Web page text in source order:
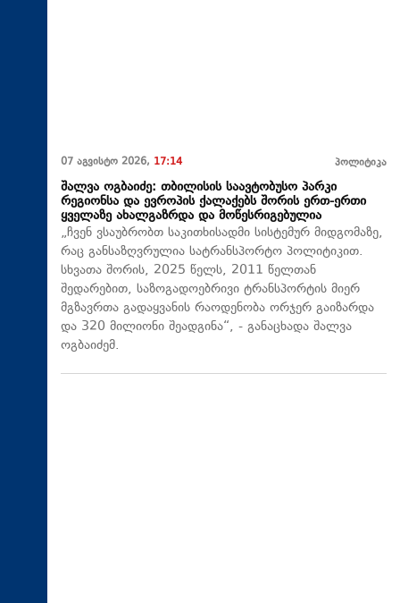
07 აგვისტო 2026, 17:14 პოლიტიკა
შალვა ოგბაიძე: თბილისის საავტობუსო პარკი
რეგიონსა და ევროპის ქალაქებს შორის ერთ-ერთი
ყველაზე ახალგაზრდა და მოწესრიგებულია
„ჩვენ ვსაუბრობთ საკითხისადმი სისტემურ მიდგომაზე,
რაც განსაზღვრულია სატრანსპორტო პოლიტიკით.
სხვათა შორის, 2025 წელს, 2011 წელთან
შედარებით, საზოგადოებრივი ტრანსპორტის მიერ
მგზავრთა გადაყვანის რაოდენობა ორჯერ გაიზარდა
და 320 მილიონი შეადგინა“, - განაცხადა შალვა
ოგბაიძემ.